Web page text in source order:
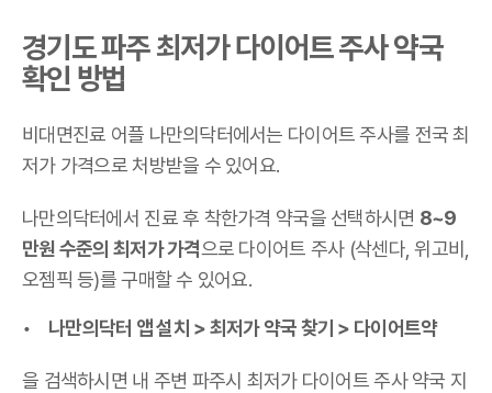
경기도 파주 최저가 다이어트 주사 약국
확인 방법
비대면진료 어플 나만의닥터에서는 다이어트 주사를 전국 최
저가 가격으로 처방받을 수 있어요.
나만의닥터에서 진료 후 착한가격 약국을 선택하시면 8~9
만원 수준의 최저가 가격으로 다이어트 주사 (삭센다, 위고비,
오젬픽 등)를 구매할 수 있어요.
나만의닥터 앱 설치 > 최저가 약국 찾기 > 다이어트약
을 검색하시면 내 주변 파주시 최저가 다이어트 주사 약국 지